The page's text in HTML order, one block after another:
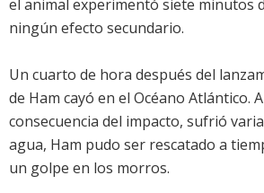
el animal experimentó siete minutos
ningún efecto secundario.
Un cuarto de hora después del
de Ham cayó en el Océano Atlántico.
consecuencia del impacto, sufrió
agua, Ham pudo ser rescatado a
un golpe en los morros.